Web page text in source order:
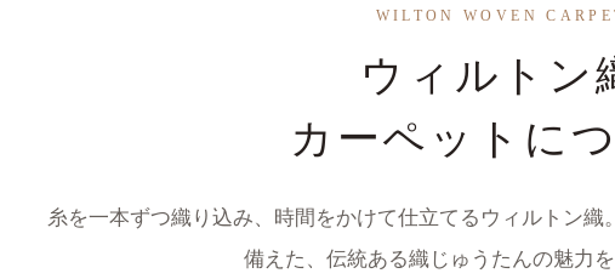
WILTON WOVEN
ウィルトン
カーペットに
糸を一本ずつ織り込み、時間をかけて仕立てるウィルトン
備えた、伝統ある織じゅうたんの魅力を